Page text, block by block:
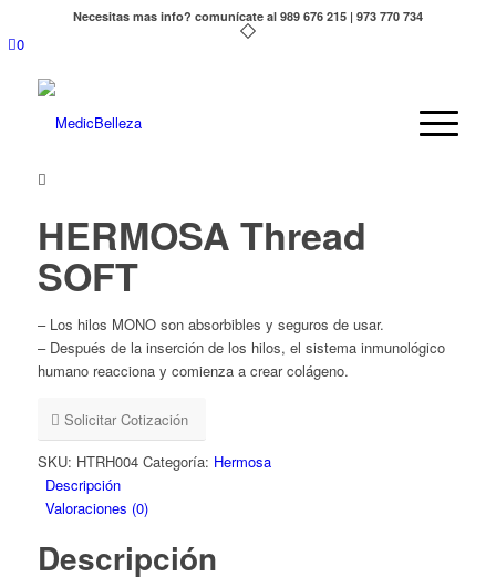
Necesitas mas info? comunícate al 989 676 215 | 973 770 734
0
HERMOSA Thread
SOFT
– Los hilos MONO son absorbibles y seguros de usar.
– Después de la inserción de los hilos, el sistema inmunológico
humano reacciona y comienza a crear colágeno.
Solicitar Cotización
SKU: HTRH004 Categoría: Hermosa
Descripción
Valoraciones (0)
Descripción